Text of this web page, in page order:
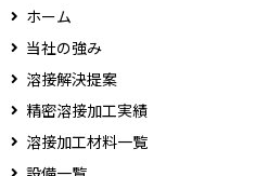
ホーム
当社の強み
溶接解決提案
精密溶接加工実績
溶接加工材料一覧